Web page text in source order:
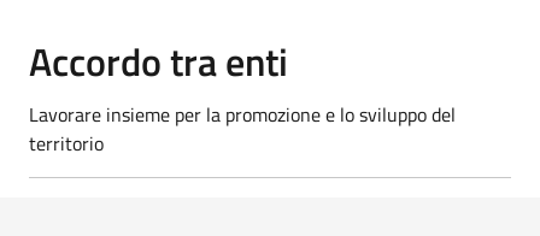
Accordo tra enti
Lavorare insieme per la promozione e lo sviluppo del
territorio